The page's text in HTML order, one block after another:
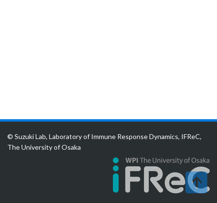
© Suzuki Lab, Laboratory of Immune Response Dynamics, IFReC,
The University of Osaka